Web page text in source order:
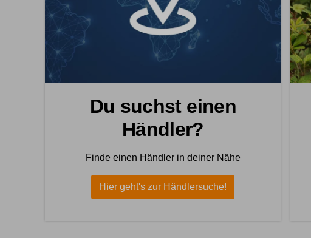
Du suchst einen
Händler?
Finde einen Händler in deiner Nähe
Hier geht's zur Händlersuche!